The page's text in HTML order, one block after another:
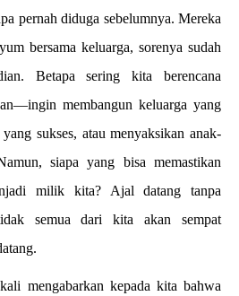
pernah diduga sebelumnya. Mereka
bersama keluarga, sorenya sudah
Betapa sering kita berencana
membangun keluarga yang
sukses, atau menyaksikan anak-
siapa yang bisa memastikan
milik kita? Ajal datang tanpa
semua dari kita akan sempat